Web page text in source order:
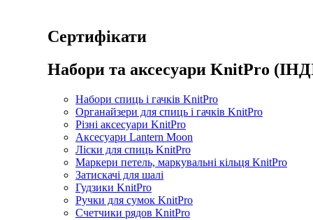
Сертифікати
Набори та аксесуари KnitPro
Набори спиць і гачків KnitPro
Органайзери для спиць і гачків KnitPro
Різні аксесуари KnitPro
Аксесуари Lantern Moon
Ліски для спиць KnitPro
Маркери петель, маркувальні кільця KnitPro
Затискачі для шалі
Гудзики KnitPro
Ручки для сумок KnitPro
Счетчики рядов KnitPro